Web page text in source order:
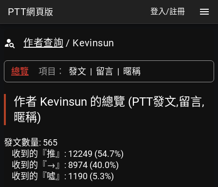
PTT網頁版 登入/註冊
作者查詢 / Kevinsun
總覽 項目： 發文 | 留言 | 暱稱
作者 Kevinsun 的總覽 (PTT發文,留言,
暱稱)
發文數量: 565
收到的『推』: 12249 (54.7%)
收到的『→』: 8974 (40.0%)
收到的『噓』: 1190 (5.3%)